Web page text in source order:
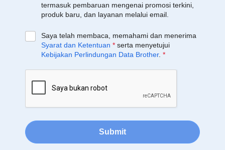
termasuk pembaruan mengenai promosi terkini,
produk baru, dan layanan melalui email.
Saya telah membaca, memahami dan menerima
Syarat dan Ketentuan * serta menyetujui
Kebijakan Perlindungan Data Brother. *
Submit